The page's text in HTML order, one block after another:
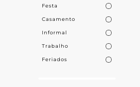
Festa
Casamento
Informal
Trabalho
Feriados